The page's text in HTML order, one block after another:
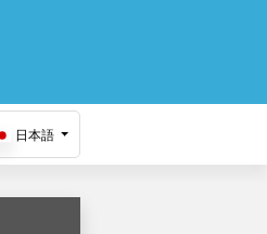
日本語